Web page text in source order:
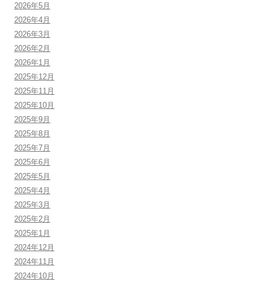
2026年5月
2026年4月
2026年3月
2026年2月
2026年1月
2025年12月
2025年11月
2025年10月
2025年9月
2025年8月
2025年7月
2025年6月
2025年5月
2025年4月
2025年3月
2025年2月
2025年1月
2024年12月
2024年11月
2024年10月